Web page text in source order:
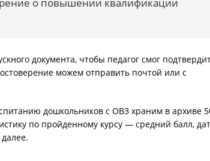
документа, чтобы педагог смог
можем отправить почтой или с
дошкольников с ОВЗ храним в архиве
по пройденному курсу — средний балл,